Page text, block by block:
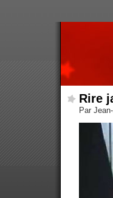
Rire
Par